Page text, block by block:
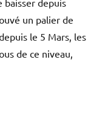
un palier de
le 5 Mars, les
de ce niveau,